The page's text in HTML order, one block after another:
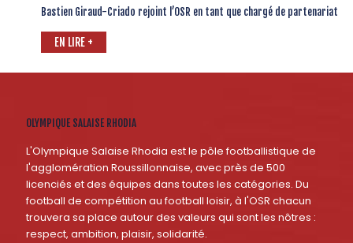
Bastien Giraud-Criado rejoint l’OSR en tant que chargé de partenariat
EN LIRE +
OLYMPIQUE SALAISE RHODIA
L'Olympique Salaise Rhodia est le pôle footballistique de
l'agglomération Roussillonnaise, avec près de 500
licenciés et des équipes dans toutes les catégories. Du
football de compétition au football loisir, à l'OSR chacun
trouvera sa place autour des valeurs qui sont les nôtres :
respect, ambition, plaisir, solidarité.